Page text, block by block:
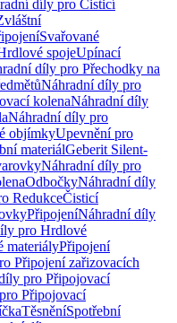
díly pro Čisticí
Svařované
spojeUpínací
díly pro Přechodky na
Náhradní díly pro
kolenaNáhradní díly
Náhradní díly pro
objímkyUpevnění pro
materiálGeberit Silent-
Náhradní díly pro
OdbočkyNáhradní díly
RedukceČisticí
PřipojeníNáhradní díly
pro Hrdlové
materiályPřipojení
Připojení zařizovacích
pro Připojovací
Připojovací
TěsněníSpotřební